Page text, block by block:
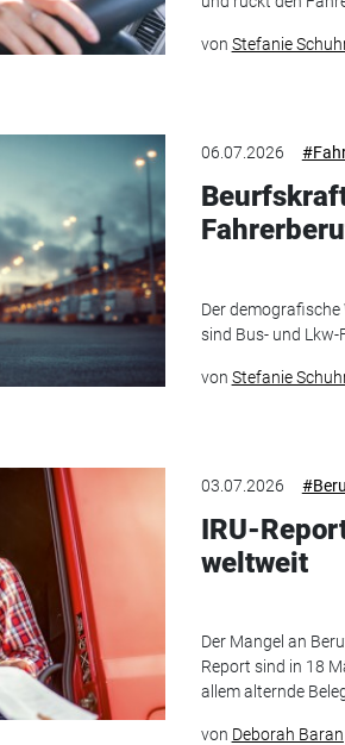
von Stefanie
06.07.2026
Der
sind Bus- und Lkw-
von Stefanie
03.07.2026
IRU-
weltweit
Der Mangel an
Report sind in 18
allem alternde
von Deborah Baran